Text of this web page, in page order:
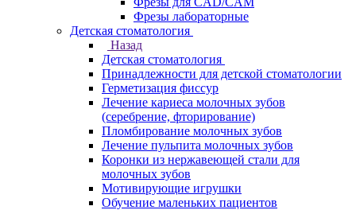
Фрезы лабораторные
Детская стоматология
Назад
Детская стоматология
Принадлежности для детской стоматологии
Герметизация фиссур
Лечение кариеса молочных зубов
(серебрение, фторирование)
Пломбирование молочных зубов
Лечение пульпита молочных зубов
Коронки из нержавеющей стали для
молочных зубов
Мотивирующие игрушки
Обучение маленьких пациентов